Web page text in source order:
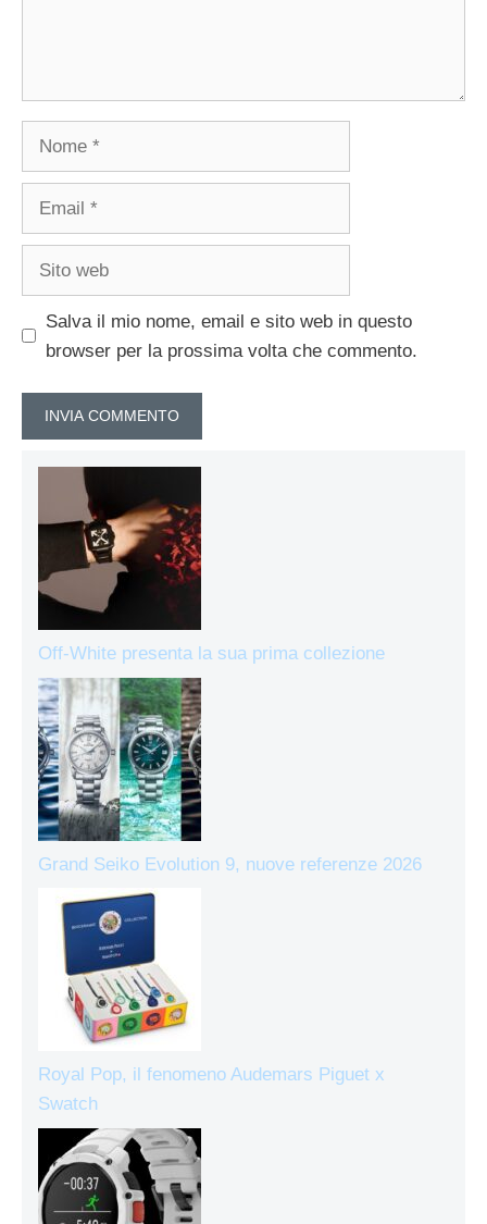
Salva il mio nome, email e sito web in questo
browser per la prossima volta che commento.
Off-White presenta la sua prima collezione
Grand Seiko Evolution 9, nuove referenze 2026
Royal Pop, il fenomeno Audemars Piguet x
Swatch